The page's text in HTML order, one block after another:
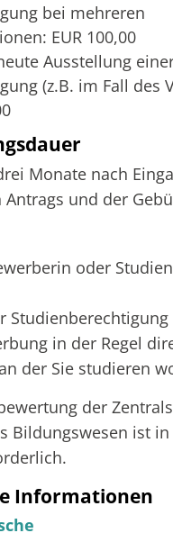
bei mehreren
EUR 100,00
Ausstellung
(z.B. im Fall des
Monate nach
und der
oder
in der Regel
der Sie studieren
der
Bildungswesen ist
Informationen